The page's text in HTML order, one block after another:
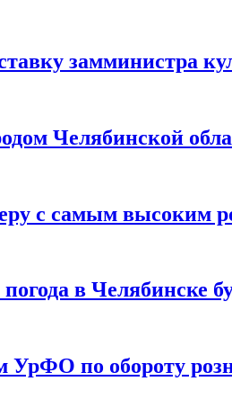
замминистра
Челябинской
с самым высоким
в Челябинске
УрФО по обороту